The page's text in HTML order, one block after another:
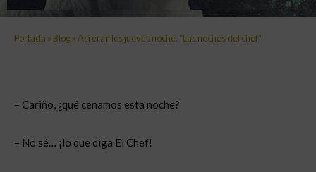
Portada » Blog»Así eran los jueves noche, “Las noches del chef”
– Cariño, ¿qué cenamos esta noche?
– No sé… ¡lo que diga El Chef!